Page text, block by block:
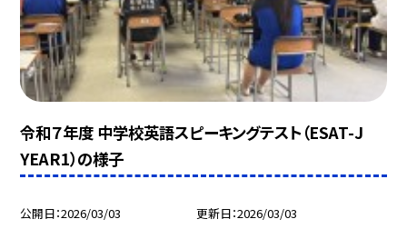
令和７年度 中学校英語スピーキングテスト（ESAT-J
YEAR1）の様子
公開日 2026/03/03 更新日 2026/03/03